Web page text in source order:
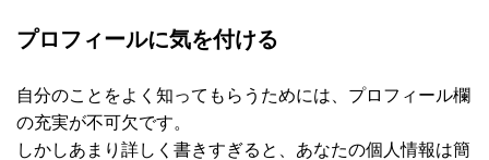
プロフィールに気を付ける
自分のことをよく知ってもらうためには、プロフィール欄
の充実が不可欠です。
しかしあまり詳しく書きすぎると、あなたの個人情報は簡